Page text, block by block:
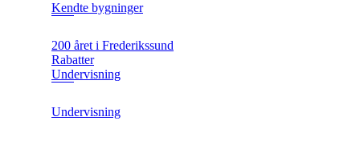
Kendte bygninger
200 året i Frederikssund
Rabatter
Undervisning
Undervisning